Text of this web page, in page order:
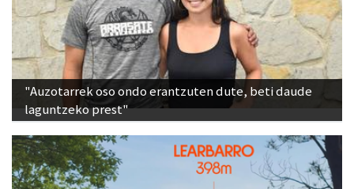
"Auzotarrek oso ondo erantzuten dute, beti daude
laguntzeko prest"